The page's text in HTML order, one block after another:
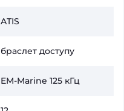
ATIS
браслет доступу
EM-Marine 125 кГц